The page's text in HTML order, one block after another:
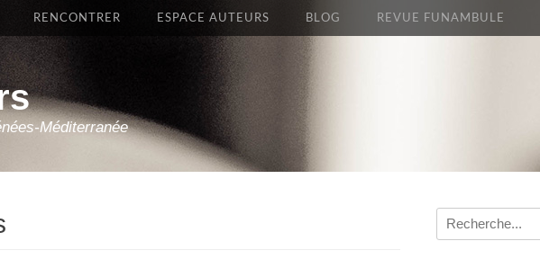
Méditerranée
RENCONTRER ESPACE AUTEURS BLOG REVUE FUNAMBULE
Recherche
pour